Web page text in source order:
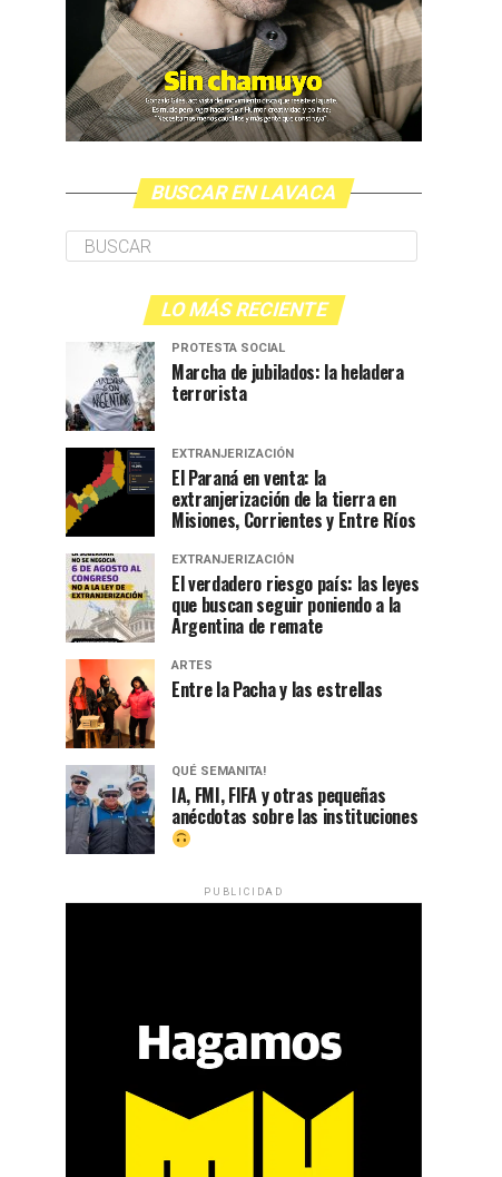
BUSCAR EN LAVACA
LO MÁS RECIENTE
PROTESTA SOCIAL
Marcha de jubilados: la heladera
terrorista
EXTRANJERIZACIÓN
El Paraná en venta: la
extranjerización de la tierra en
Misiones, Corrientes y Entre Ríos
EXTRANJERIZACIÓN
El verdadero riesgo país: las leyes
que buscan seguir poniendo a la
Argentina de remate
ARTES
Entre la Pacha y las estrellas
QUÉ SEMANITA!
IA, FMI, FIFA y otras pequeñas
anécdotas sobre las instituciones
PUBLICIDAD